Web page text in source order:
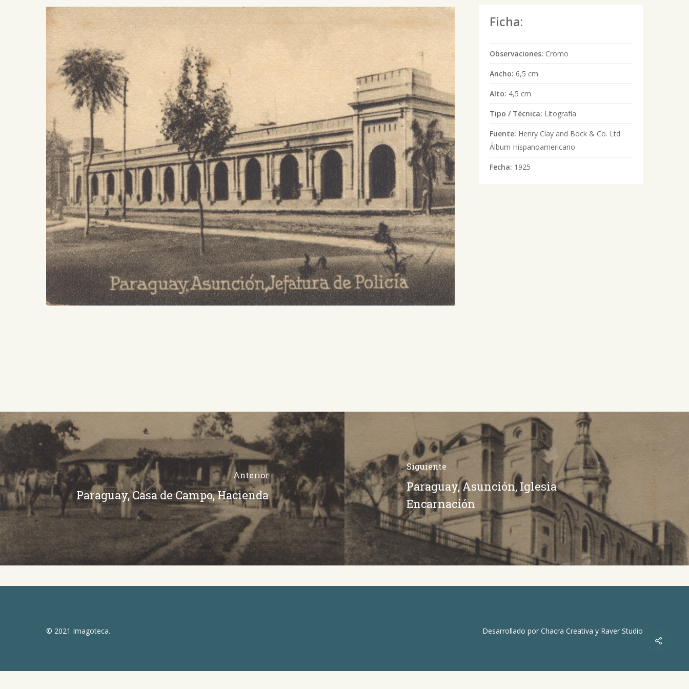
Ficha:
Observaciones: Cromo
Ancho: 6,5 cm
Alto: 4,5 cm
Tipo / Técnica: Litografía
Fuente: Henry Clay and Bock & Co. Ltd.
Álbum Hispanoamericano
Fecha: 1925
Anterior
Paraguay, Casa de Campo, Hacienda
Siguiente
Paraguay, Asunción, Iglesia
Encarnación
© 2021 Imagoteca. Desarrollado por Chacra Creativa y Raver Studio